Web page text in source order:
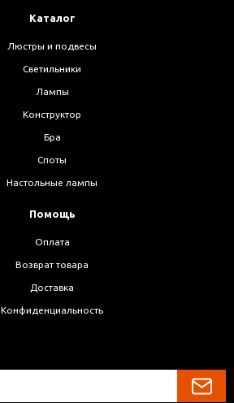
Каталог
Люстры и подвесы
Светильники
Лампы
Конструктор
Бра
Споты
Настольные лампы
Помощь
Оплата
Возврат товара
Доставка
Конфиденциальность